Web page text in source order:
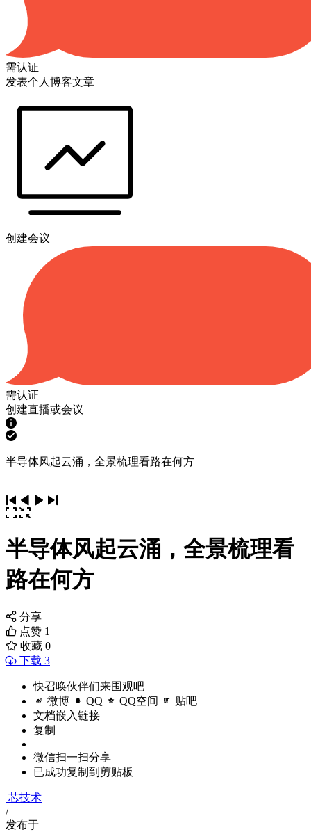
需认证
发表个人博客文章
创建会议
需认证
创建直播或会议
半导体风起云涌，全景梳理看路在何方
半导体风起云涌，全景梳理看
路在何方
分享
点赞 1
收藏 0
下载 3
快召唤伙伴们来围观吧
微博 QQ QQ空间 贴吧
文档嵌入链接
复制
微信扫一扫分享
已成功复制到剪贴板
芯技术
/
发布于